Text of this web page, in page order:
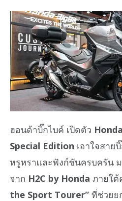
ฮอนด้าบิ๊กไบค์ เปิดตัว Honda
Special Edition เอาใจสาย
หรูหราและฟังก์ชันครบครัน
จาก H2C by Honda ภายใต้
the Sport Tourer” ที่ช่วยย